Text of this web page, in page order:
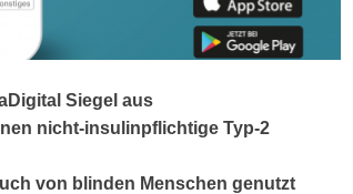
Siegel aus
nicht-insulinpflichtige Typ-2
von blinden Menschen genutzt